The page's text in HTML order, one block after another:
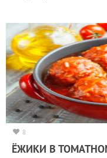
8
ЁЖИКИ В